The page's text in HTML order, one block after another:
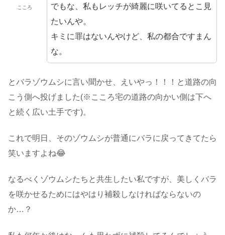
こころ
でもな、私もレッチが綺麗に咲いてるとこ見
たいんや。
キミに罪はないんやけど、私の都合ですまん
な。
とバラゾウムシに言い聞かせ、えいやっ！！！と道路の向
こう側へ投げました(※こころ宅の道路の向かい側は下へ
と続く広い土手です)。
これで明日、そのゾウムシが普通にバラに戻ってきてたら
笑いますよね😂
なるべくゾウムシたちと共生したい私ですが、美しくバラ
を咲かせるためにはやはり補殺しなければならないの
か…？